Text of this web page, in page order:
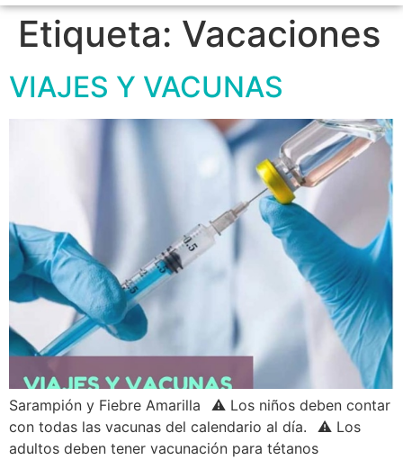
Etiqueta: Vacaciones
VIAJES Y VACUNAS
Sarampión y Fiebre Amarilla⠀⚠️ Los niños deben contar
con todas las vacunas del calendario al día.⠀⚠️ Los
adultos deben tener vacunación para tétanos